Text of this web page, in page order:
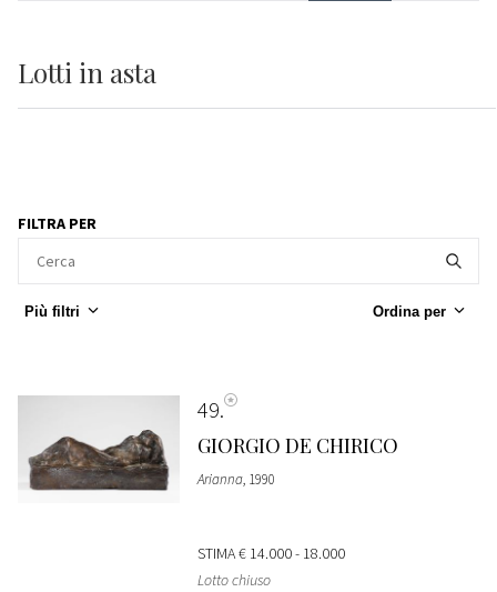
Lotti in asta
FILTRA PER
Più filtri Ordina per
49
GIORGIO DE CHIRICO
Arianna, 1990
STIMA€ 14.000 - 18.000
Lotto chiuso